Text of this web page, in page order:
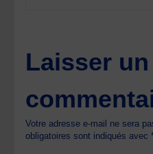
Laisser un
Votre adresse e-mail ne sera
obligatoires sont indiqués avec